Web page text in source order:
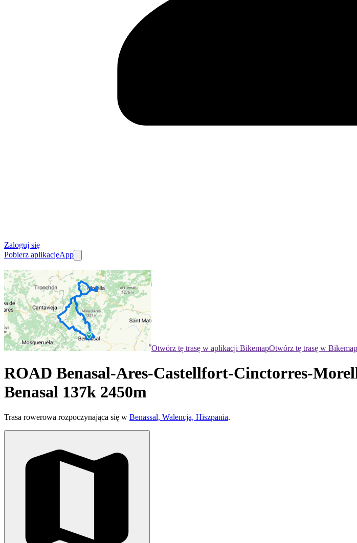
Zaloguj się
Pobierz aplikacjęApp
Otwórz tę trasę w aplikacji BikemapOtwórz tę trasę w Bikemap
ROAD Benasal-Ares-Castellfort-Cinctorres-
Benasal 137k 2450m
Trasa rowerowa rozpoczynająca się w Benassal, Walencja, Hiszpania.